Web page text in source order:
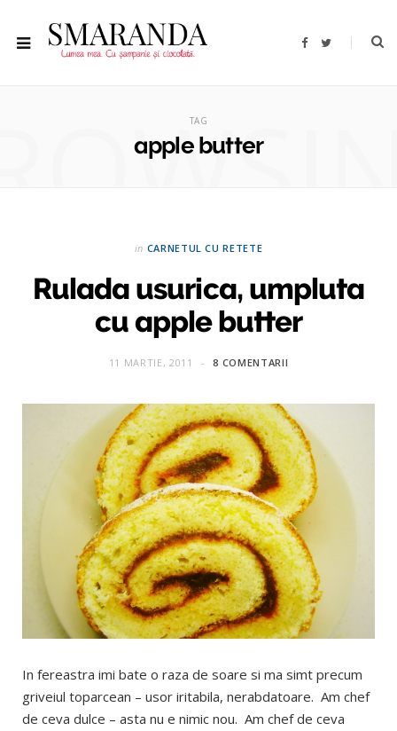
F
T
TAG
apple butter
in CARNETUL CU RETETE
Rulada usurica, umpluta
cu apple butter
11 MARTIE, 2011 8 COMENTARII
In fereastra imi bate o raza de soare si ma simt precum
griveiul toparcean – usor iritabila, nerabdatoare. Am chef
de ceva dulce – asta nu e nimic nou. Am chef de ceva